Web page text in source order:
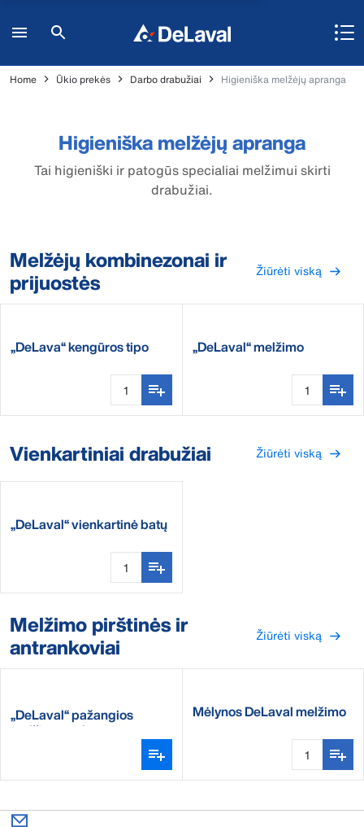
Home Ūkio prekės Darbo drabužiai Higieniška melžėjų apranga
Higieniška melžėjų apranga
Tai higieniški ir patogūs specialiai melžimui skirti
drabužiai.
Melžėjų kombinezonai ir
prijuostės Žiūrėti viską
„DeLava“ kengūros tipo „DeLaval“ melžimo
Vienkartiniai drabužiai Žiūrėti viską
„DeLaval“ vienkartinė batų
Melžimo pirštinės ir
antrankoviai Žiūrėti viską
„DeLaval“ pažangios
melžimo rankovės
Mėlynos DeLaval melžimo